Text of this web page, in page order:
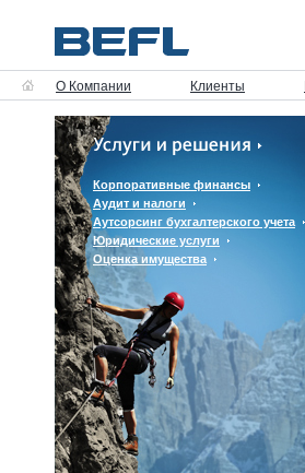
О Компании Клиенты
Корпоративные финансы
Аудит и налоги
Аутсорсинг бухгалтерского учета
Юридические услуги
Оценка имущества